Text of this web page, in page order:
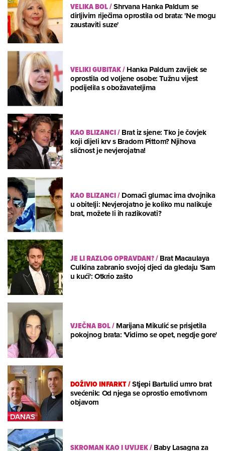
VELIKA BOL/Shrvana Hanka Paldum se
dirljivim riječima oprostila od brata: 'Ne mogu
zaustaviti suze'
VELIKI GUBITAK/Hanka Paldum zavijek se
oprostila od voljene osobe: Tužnu vijest
podijelila s obožavateljima
KAO BLIZANCI/Brat iz sjene: Tko je čovjek
koji dijeli krv s Bradom Pittom? Njihova
sličnost je nevjerojatna!
KAO BLIZANCI/Domaći glumac ima dvojnika
u obitelji: Nevjerojatno je koliko mu nalikuje
brat, možete li ih razlikovati?
JE LI RAZLOG OPRAVDAN?/Brat Macaulaya
Culkina zabranio svojoj djeci da gledaju 'Sam
u kući': Otkrio zašto
VJEČNA BOL/Marijana Mikulić se prisjetila
pokojnog brata: 'Vidimo se opet, negdje gore'
DOŽIVIO INFARKT/Stjepi Bartulici umro brat
svećenik: Od njega se oprostio emotivnom
objavom
SKROMAN KAO I UVIJEK/Baby Lasagna za